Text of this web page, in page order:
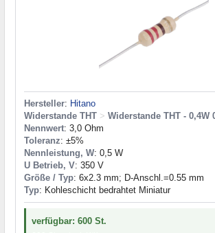
Hersteller: Hitano
Widerstande THT > Widerstande THT - 0,4W
Nennwert: 3,0 Ohm
Toleranz: ±5%
Nennleistung, W: 0,5 W
U Betrieb, V: 350 V
Größe / Typ: 6x2.3 mm; D-Anschl.=0.55 mm
Typ: Kohleschicht bedrahtet Miniatur
verfügbar: 600 St.